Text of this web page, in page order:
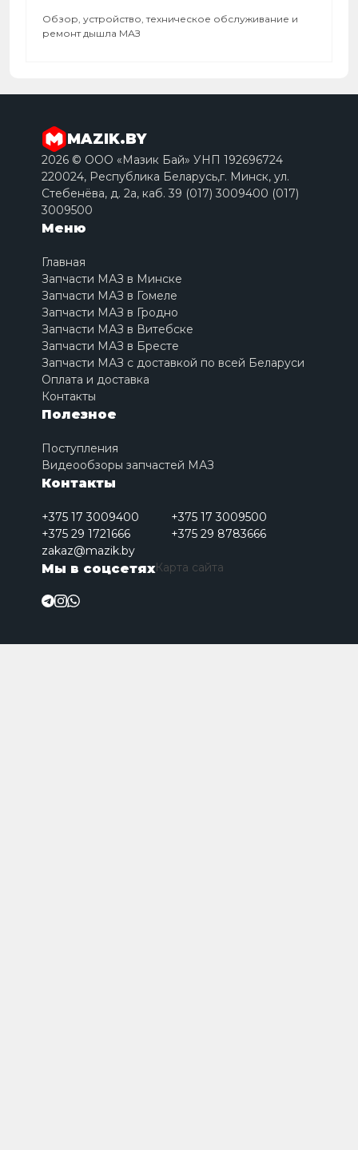
Обзор, устройство, техническое обслуживание и
ремонт дышла МАЗ
MAZIK.BY
2026 © ООО «Мазик Бай» УНП 192696724
220024, Республика Беларусь,г. Минск, ул.
Стебенёва, д. 2a, каб. 39 (017) 3009400 (017)
3009500
Меню
Главная
Запчасти МАЗ в Минске
Запчасти МАЗ в Гомеле
Запчасти МАЗ в Гродно
Запчасти МАЗ в Витебске
Запчасти МАЗ в Бресте
Запчасти МАЗ с доставкой по всей Беларуси
Оплата и доставка
Контакты
Полезное
Поступления
Видеообзоры запчастей МАЗ
Контакты
+375 17 3009400
+375 17 3009500
+375 29 1721666
+375 29 8783666
zakaz@mazik.by
Мы в соцсетяхКарта сайта